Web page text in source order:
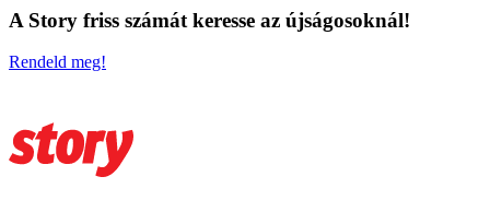
A Story friss számát keresse az újságosoknál!
Rendeld meg!